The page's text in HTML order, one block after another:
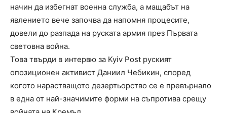
начин да избегнат военна служба, а мащабът на
явлението вече започва да напомня процесите,
довели до разпада на руската армия през Първата
световна война.
Това твърди в интервю за Kyiv Post руският
опозиционен активист Даниил Чебикин, според
когото нарастващото дезертьорство се е превърнало
в една от най-значимите форми на съпротива срещу